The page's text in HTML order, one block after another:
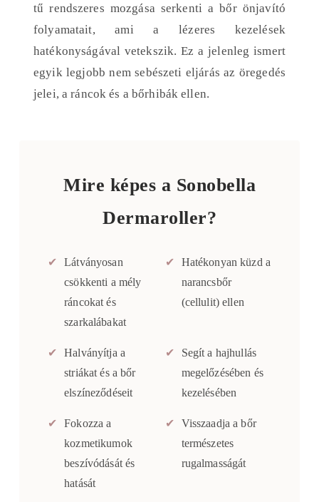
tű rendszeres mozgása serkenti a bőr önjavító
folyamatait, ami a lézeres kezelések
hatékonyságával vetekszik. Ez a jelenleg ismert
egyik legjobb nem sebészeti eljárás az öregedés
jelei, a ráncok és a bőrhibák ellen.
Mire képes a Sonobella
Dermaroller?
✔
Látványosan
csökkenti a mély
ráncokat és
szarkalábakat
✔
Hatékonyan küzd a
narancsbőr
(cellulit) ellen
✔
Halványítja a
striákat és a bőr
elszíneződéseit
✔
Segít a hajhullás
megelőzésében és
kezelésében
✔
Fokozza a
kozmetikumok
beszívódását és
hatását
✔
Visszaadja a bőr
természetes
rugalmasságát